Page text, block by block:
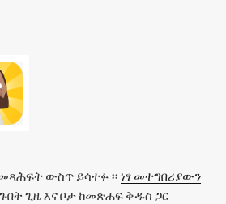
ውስጥ ይሳተፉ ፡፡ ነፃ መተግበሪያውን
ጊዜ እና ቦታ ከመጽሐፍ ቅዱስ ጋር